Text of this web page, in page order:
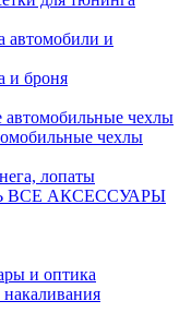
автомобили и
и броня
автомобильные чехлы
чехлы
лопаты
ВСЕ АКСЕССУАРЫ
и оптика